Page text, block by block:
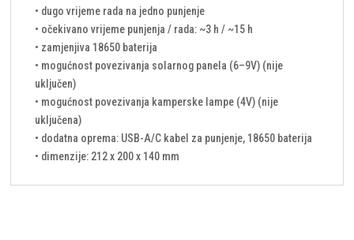
• dugo vrijeme rada na jedno punjenje
• očekivano vrijeme punjenja / rada: ~3 h / ~15 h
• zamjenjiva 18650 baterija
• mogućnost povezivanja solarnog panela (6–9V) (nije
uključen)
• mogućnost povezivanja kamperske lampe (4V) (nije
uključena)
• dodatna oprema: USB-A/C kabel za punjenje, 18650 baterija
• dimenzije: 212 x 200 x 140 mm